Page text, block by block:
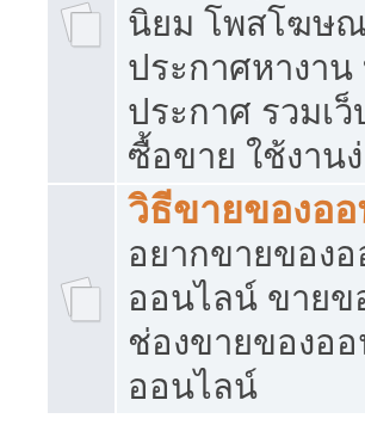
นิยม โพสโฆษ
ประกาศหางาน
ประกาศ รวมเ
ซื้อขาย ใช้งาน
วิธีขายของอ
อยากขายของ
ออนไลน์ ขายข
ช่องขายของอ
ออนไลน์